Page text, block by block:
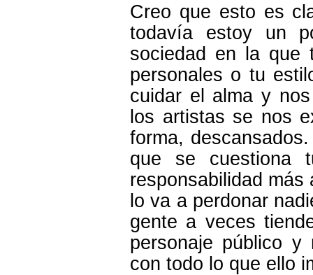
Creo que esto es
todavía estoy un
sociedad en la que
personales o tu
cuidar el alma y
los artistas se nos
forma,
que se cuestiona
responsabilidad
lo va a perdonar
gente a veces
personaje público y
con todo lo que ello